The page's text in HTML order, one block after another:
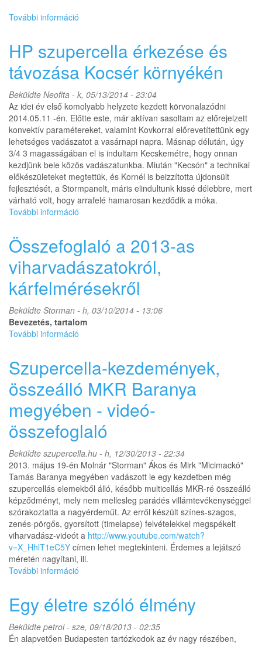
További információ
szezonnyitás
2014.
11-
i
viharvadászat
tartalommal
kapcsolatosan
HP szupercella érkezése és
távozása Kocsér környékén
Beküldte Neofita - k, 05/13/2014 - 23:04
Az idei év első komolyabb helyzete kezdett körvonalazódni
2014.05.11 -én. Előtte este, már aktívan sasoltam az előrejelzett
konvektív paramétereket, valamint Kovkorral előrevetítettünk egy
lehetséges vadászatot a vasárnapi napra. Másnap délután, úgy
3/4 3 magasságában el is indultam Kecskemétre, hogy onnan
kezdjünk bele közös vadászatunkba. Miután "Kecsón" a technikai
előkészületeket megtettük, és Kornél is beizzította újdonsült
fejlesztését, a Stormpanelt, máris elindultunk kissé délebbre, mert
várható volt, hogy arrafelé hamarosan kezdődik a móka.
További információ
és
távozása
Kocsér
környékén
tartalommal
kapcsolatosan
Összefoglaló a 2013-as
viharvadászatokról,
kárfelmérésekről
Beküldte Storman - h, 03/10/2014 - 13:06
Bevezetés, tartalom
További információ
as
viharvadászatokról,
kárfelmérésekről
tartalommal
kapcsolatosan
Szupercella-kezdemények,
összeálló MKR Baranya
megyében - videó-
összefoglaló
Beküldte szupercella.hu - h, 12/30/2013 - 22:34
2013. május 19-én Molnár "Storman" Ákos és Mirk "Micimackó"
Tamás Baranya megyében vadászott le egy kezdetben még
szupercellás elemekből álló, később multicellás MKR-ré összeálló
képződményt, mely nem mellesleg parádés villámtevékenységgel
szórakoztatta a nagyérdeműt. Az erről készült színes-szagos,
zenés-pörgős, gyorsított (timelapse) felvételekkel megspékelt
viharvadász-videót a http://www.youtube.com/watch?
v=X_HhlT1eC5Y címen lehet megtekinteni. Érdemes a lejátszó
méretén nagyítani, ill.
További információ
MKR
megyében
-
Egy életre szóló élmény
Beküldte petrol- sze, 09/18/2013 - 02:35
Én alapvetően Budapesten tartózkodok az év nagy részében,